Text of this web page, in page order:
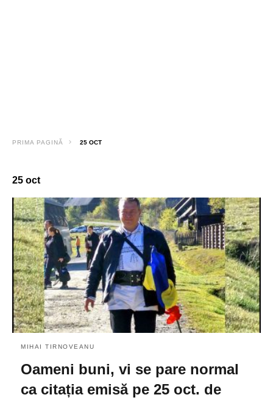
PRIMA PAGINĂ 25 OCT
25 oct
MIHAI TIRNOVEANU
Oameni buni, vi se pare normal
ca citația emisă pe 25 oct. de